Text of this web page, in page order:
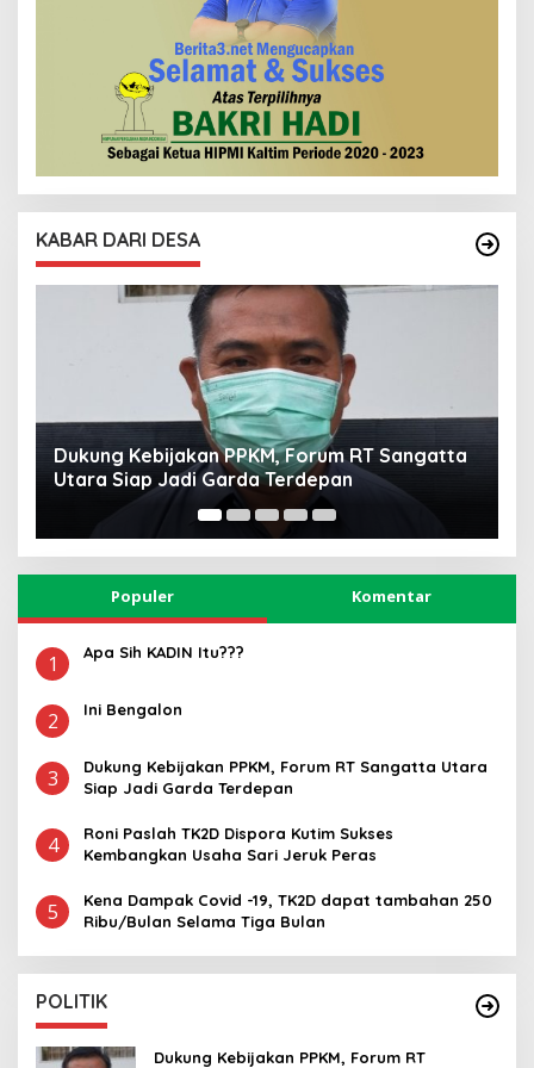
KABAR DARI DESA
Forum RT Sangatta Utara Sembeli 3 Hewan
Qurban
Populer Komentar
1 Apa Sih KADIN Itu???
2 Ini Bengalon
3
Dukung Kebijakan PPKM, Forum RT Sangatta Utara
Siap Jadi Garda Terdepan
4
Roni Paslah TK2D Dispora Kutim Sukses
Kembangkan Usaha Sari Jeruk Peras
5
Kena Dampak Covid -19, TK2D dapat tambahan 250
Ribu/Bulan Selama Tiga Bulan
POLITIK
Dukung Kebijakan PPKM, Forum RT